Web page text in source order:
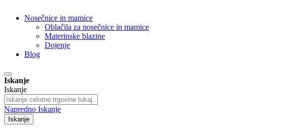
Nosečnice in mamice
Oblačila za nosečnice in mamice
Materinske blazine
Dojenje
Blog
Iskanje
Iskanje
Napredno Iskanje
Iskanje